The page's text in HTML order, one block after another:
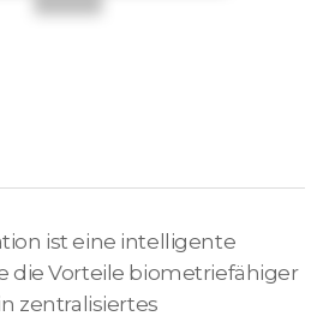
ist eine intelligente
die Vorteile biometriefähiger
zentralisiertes